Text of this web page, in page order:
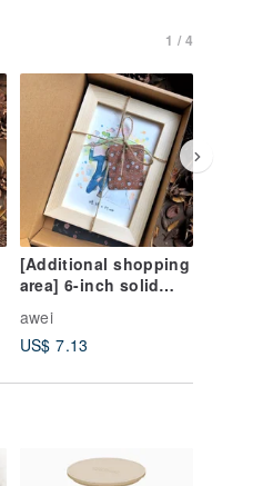
1 / 4
[Additional shopping
area] 6-inch solid
vertical and
horizontal universal
awei
US$ 7.13